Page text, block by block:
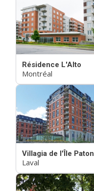
Résidence L'Alto
Montréal
Villagia de l'Île Paton
Laval